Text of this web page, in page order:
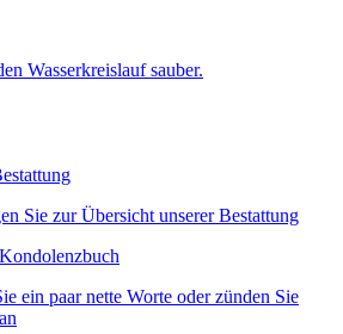
Wasserkreislauf sauber.
Sie zur Übersicht unserer Bestattung
ein paar nette Worte oder zünden Sie